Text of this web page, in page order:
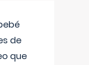
de
que